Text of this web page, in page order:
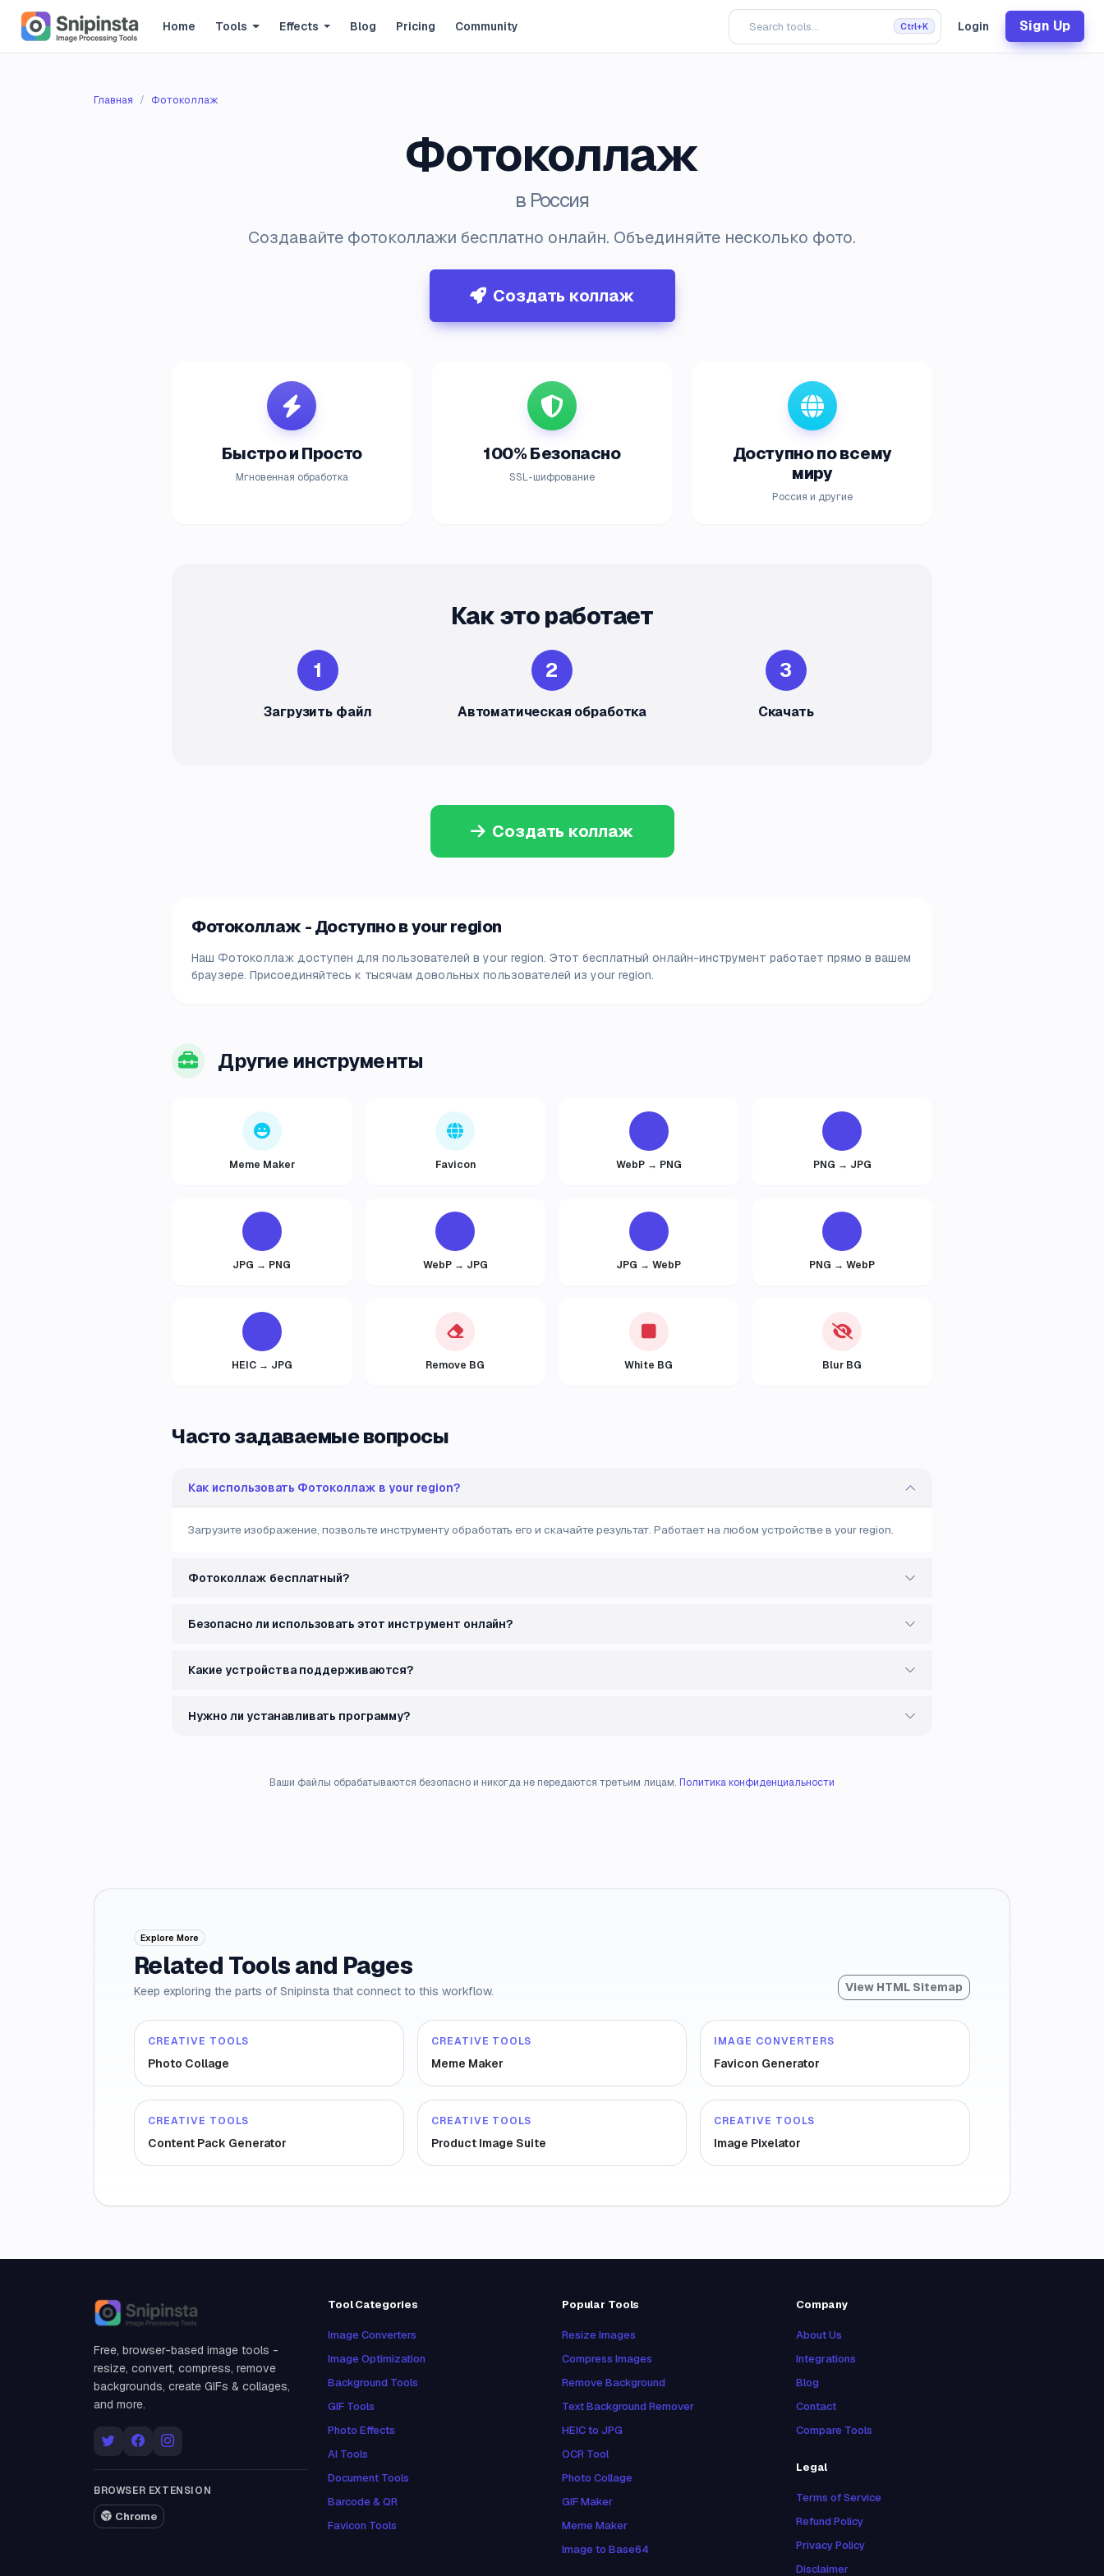
Home Tools Effects Blog Pricing Community Ctrl+K Login Sign Up
Главная Фотоколлаж
Фотоколлаж
в Россия
Создавайте фотоколлажи бесплатно онлайн. Объединяйте несколько фото.
Создать коллаж
Быстро и Просто
Мгновенная обработка
100% Безопасно
SSL-шифрование
Доступно по всему
миру
Россия и другие
Как это работает
1
Загрузить файл
2
Автоматическая обработка
3
Скачать
Создать коллаж
Фотоколлаж - Доступно в your region
Наш Фотоколлаж доступен для пользователей в your region. Этот бесплатный онлайн-инструмент работает прямо в вашем
браузере. Присоединяйтесь к тысячам довольных пользователей из your region.
Другие инструменты
Meme Maker Favicon WebP → PNG PNG → JPG
JPG → PNG WebP → JPG JPG → WebP PNG → WebP
HEIC → JPG Remove BG White BG Blur BG
Часто задаваемые вопросы
Как использовать Фотоколлаж в your region?
Загрузите изображение, позвольте инструменту обработать его и скачайте результат. Работает на любом устройстве в your region.
Фотоколлаж бесплатный?
Безопасно ли использовать этот инструмент онлайн?
Какие устройства поддерживаются?
Нужно ли устанавливать программу?
Ваши файлы обрабатываются безопасно и никогда не передаются третьим лицам. Политика конфиденциальности
Explore More
Related Tools and Pages
Keep exploring the parts of Snipinsta that connect to this workflow. View HTML Sitemap
CREATIVE TOOLS
Photo Collage
CREATIVE TOOLS
Meme Maker
IMAGE CONVERTERS
Favicon Generator
CREATIVE TOOLS
Content Pack Generator
CREATIVE TOOLS
Product Image Suite
CREATIVE TOOLS
Image Pixelator
Snipinsta
Free, browser-based image tools -
resize, convert, compress, remove
backgrounds, create GIFs & collages,
and more.
BROWSER EXTENSION
Chrome
Tool Categories
Image Converters
Image Optimization
Background Tools
GIF Tools
Photo Effects
AI Tools
Document Tools
Barcode & QR
Favicon Tools
Popular Tools
Resize Images
Compress Images
Remove Background
Text Background Remover
HEIC to JPG
OCR Tool
Photo Collage
GIF Maker
Meme Maker
Image to Base64
Company
About Us
Integrations
Blog
Contact
Compare Tools
Legal
Terms of Service
Refund Policy
Privacy Policy
Disclaimer